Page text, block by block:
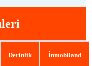
Derinlik İnmobiland